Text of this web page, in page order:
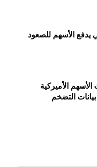
اليوم 24/6: هدوء جيوسياسي يدفع الأسهم للصعود
11/6: ارتفاع مؤشرات الأسهم الأميركية
التضخم